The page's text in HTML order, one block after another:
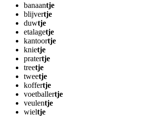
banaantje
blijvertje
duwtje
etalagetje
kantoortje
knietje
pratertje
treetje
tweetje
koffertje
voetballertje
veulentje
wieltje